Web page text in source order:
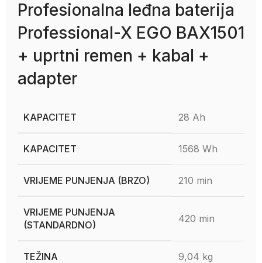
Profesionalna leđna baterija
Professional-X EGO BAX1501
+ uprtni remen + kabal +
adapter
KAPACITET 28 Ah
KAPACITET 1568 Wh
VRIJEME PUNJENJA (BRZO) 210 min
VRIJEME PUNJENJA
(STANDARDNO)
420 min
TEŽINA 9,04 kg